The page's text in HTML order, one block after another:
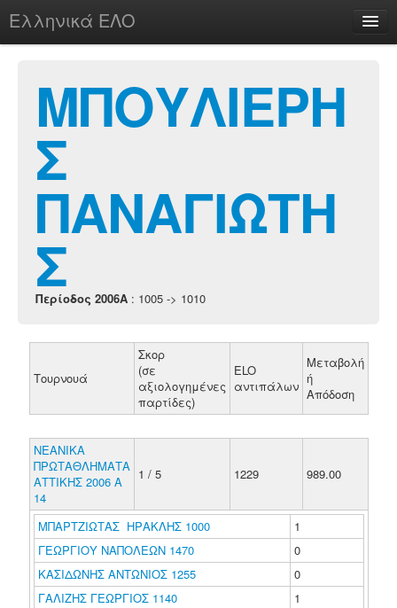
Ελληνικά ΕΛΟ
chesstu.be @ discord
Login
ΜΠΟΥΛΙΕΡΗ
Σ
ΠΑΝΑΓΙΩΤΗ
Σ
Περίοδος 2006A : 1005 -> 1010
Τουρνουά
Σκορ
(σε
αξιολογημένες
παρτίδες)
ELO
αντιπάλων
Μεταβολή
ή
Απόδοση
ΝΕΑΝΙΚΑ
ΠΡΩΤΑΘΛΗΜΑΤΑ
ΑΤΤΙΚΗΣ 2006 Α
14
1 / 5 1229 989.00
ΜΠΑΡΤΖΙΩΤΑΣ ΗΡΑΚΛΗΣ 1000
1
ΓΕΩΡΓΙΟΥ ΝΑΠΟΛΕΩΝ 1470
0
ΚΑΣΙΔΩΝΗΣ ΑΝΤΩΝΙΟΣ 1255
0
ΓΑΛΙΖΗΣ ΓΕΩΡΓΙΟΣ 1140
1